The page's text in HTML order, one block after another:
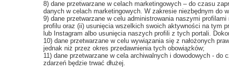
8) dane przetwarzane w celach marketingowych – do czasu
danych w celach marketingowych. W zakresie niezbędnym do
9) dane przetwarzane w celu administrowania naszymi
profilu oraz (ii) usunięcia wszelkich swoich aktywności na tym
lub Instagram albo usunięcia naszych profili z tych portali.
10) dane przetwarzane w celu wywiązania się z nałożonych
jednak niż przez okres przedawnienia tych obowiązków;
11) dane przetwarzane w cela archiwalnych i dowodowych -
zdarzeń będzie trwać dłużej.